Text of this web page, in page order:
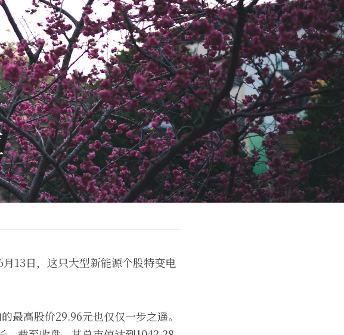
13日，这只大型新能源个股特变电
最高股价29.96元也仅仅一步之遥。